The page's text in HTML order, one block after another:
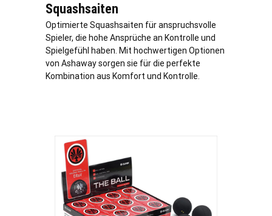
Squashsaiten
Optimierte Squashsaiten für anspruchsvolle
Spieler, die hohe Ansprüche an Kontrolle und
Spielgefühl haben. Mit hochwertigen Optionen
von Ashaway sorgen sie für die perfekte
Kombination aus Komfort und Kontrolle.